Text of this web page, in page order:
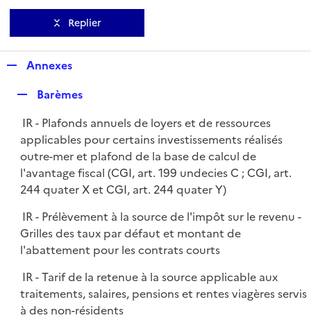
Replier
p
e
r
Annexes
p
l
i
e
r
Barèmes
IR - Plafonds annuels de loyers et de ressources
applicables pour certains investissements réalisés
outre-mer et plafond de la base de calcul de
l'avantage fiscal (CGI, art. 199 undecies C ; CGI, art.
244 quater X et CGI, art. 244 quater Y)
IR - Prélèvement à la source de l'impôt sur le revenu -
Grilles des taux par défaut et montant de
l'abattement pour les contrats courts
IR - Tarif de la retenue à la source applicable aux
traitements, salaires, pensions et rentes viagères servis
à des non-résidents